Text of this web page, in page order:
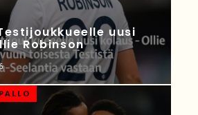
uusi
Robinson